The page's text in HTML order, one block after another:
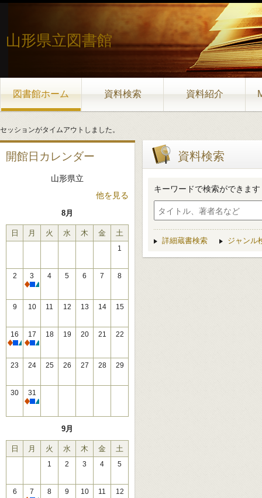
山形県立図書館
図書館ホーム 資料検索 資料紹介
セッションがタイムアウトしました。
開館日カレンダー
山形県立
他を見る
8月
日 月 火 水 木 金 土
1
2
3
休館
4 5 6 7 8
9 10 11 12 13 14 15
16
休館
17
休館
18 19 20 21 22
23 24 25 26 27 28 29
30
31
休館
9月
日 月 火 水 木 金 土
1 2 3 4 5
6
7
8 9 10 11 12
資料検索
キーワードで検索ができます
詳細蔵書検索 ジャンル